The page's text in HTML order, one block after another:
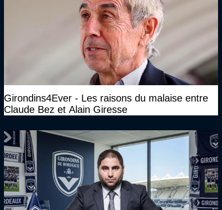
Girondins4Ever - Les raisons du malaise entre
Claude Bez et Alain Giresse